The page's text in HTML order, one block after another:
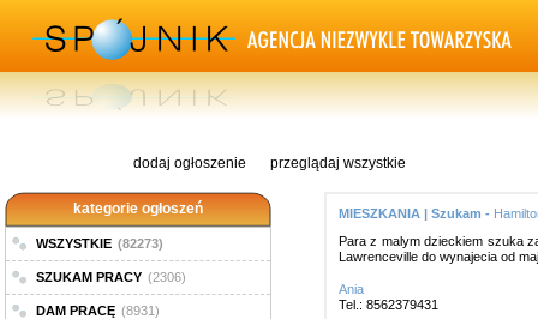
dodaj ogłoszenie przeglądaj wszystkie
kategorie ogłoszeń
WSZYSTKIE (82273)
SZUKAM PRACY (2306)
DAM PRACĘ (8931)
MIESZKANIA | Szukam -
Para z malym dzieckiem szuka
Lawrenceville do wynajecia od
Ania
Tel.: 8562379431